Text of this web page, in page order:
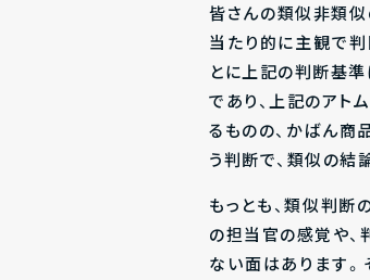
皆さんの類似非類
当たり的に主観で
とに上記の判断基
であり、上記のアト
るものの、かばん商
う判断で、類似の結
もっとも、類似判
の担当官の感覚や
ない面はあります